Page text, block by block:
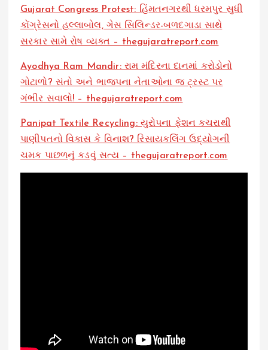
Gujarat Congress Protest: હિંમતનગરથી ધરમપુર સુધી
કોંગ્રેસનો હલ્લાબોલ, ગેસ સિલિન્ડર-બળદગાડા સાથે
સરકાર સામે રોષ વ્યક્ત – thegujaratreport.com
Ayodhya Ram Mandir: રામ મંદિરના દાનમાં કરોડોનો
ગોટાળો? સંતો અને ભાજપના નેતાઓના જ ટ્રસ્ટ પર
ગંભીર સવાલો! – thegujaratreport.com
Panipat Textile Recycling: યુરોપના ફેશન કચરાથી
પાણીપતનો વિકાસ કે વિનાશ? રિસાયકલિંગ ઉદ્યોગની
ચમક પાછળનું કડવું સત્ય – thegujaratreport.com